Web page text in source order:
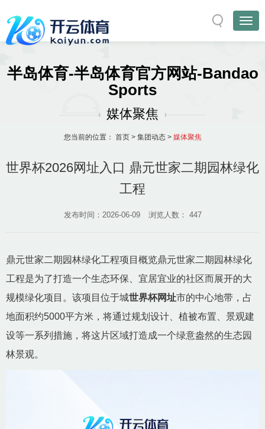
半岛体育-半岛体育官方网站-Bandao
Sports
媒体聚焦
您当前的位置： 首页> 集团动态> 媒体聚焦
世界杯2026网址入口 鼎元世家二期园林绿化
工程
发布时间：2026-06-09 浏览人数： 447
鼎元世家二期园林绿化工程项目概览鼎元世家二期园林绿化
工程是为了打造一个生态环保、宜居宜业的社区而展开的大
规模绿化项目。该项目位于城世界杯网址市的中心地带，占
地面积约5000平方米，将通过规划设计、植被布置、景观建
设等一系列措施，将这片区域打造成一个绿意盎然的生态园
林景观。